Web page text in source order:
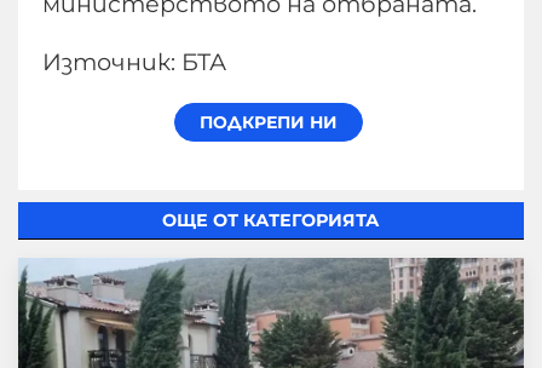
Източник: БТА
ОЩЕ ОТ КАТЕГОРИЯТА